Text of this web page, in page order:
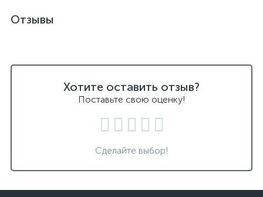
Отзывы
Хотите оставить отзыв?
Поставьте свою оценку!
Сделайте выбор!